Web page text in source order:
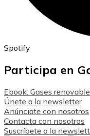
Spotify
Participa en
Ebook: Gases
Únete a la newsletter
Anúnciate con nosotros
Contacta con nosotros
Suscríbete a la